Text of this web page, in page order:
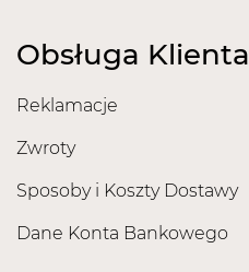
Obsługa Klienta
Reklamacje
Zwroty
Sposoby i Koszty Dostawy
Dane Konta Bankowego